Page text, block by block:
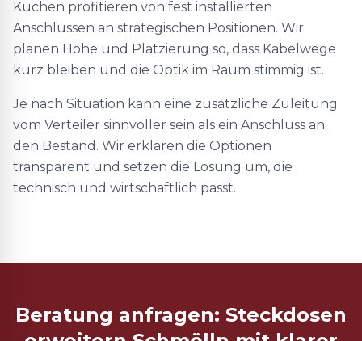
Küchen profitieren von fest installierten
Anschlüssen an strategischen Positionen. Wir
planen Höhe und Platzierung so, dass Kabelwege
kurz bleiben und die Optik im Raum stimmig ist.
Je nach Situation kann eine zusätzliche Zuleitung
vom Verteiler sinnvoller sein als ein Anschluss an
den Bestand. Wir erklären die Optionen
transparent und setzen die Lösung um, die
technisch und wirtschaftlich passt.
Beratung anfragen: Steckdosen